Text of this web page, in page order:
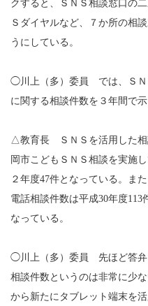
クすると、ＳＮＳ相談窓口の
Ｓダイヤルなど、７か所の相
うにしている。
◯川上（多）委員 では、ＳＮ
に関する相談件数を３年間で示
△教育長 ＳＮＳを活用した相
岡市こどもＳＮＳ相談を実施
２年度47件となっている。ま
電話相談件数は平成30年度113
なっている。
◯川上（多）委員 先ほど答弁
相談件数というのは非常に少
から新たにタブレット端末を